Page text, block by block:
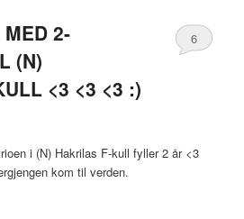
MED 2-
(N)
<3 <3 <3 :)
6
i (N) Hakrilas F-kull fyller 2 år <3
kom til verden.